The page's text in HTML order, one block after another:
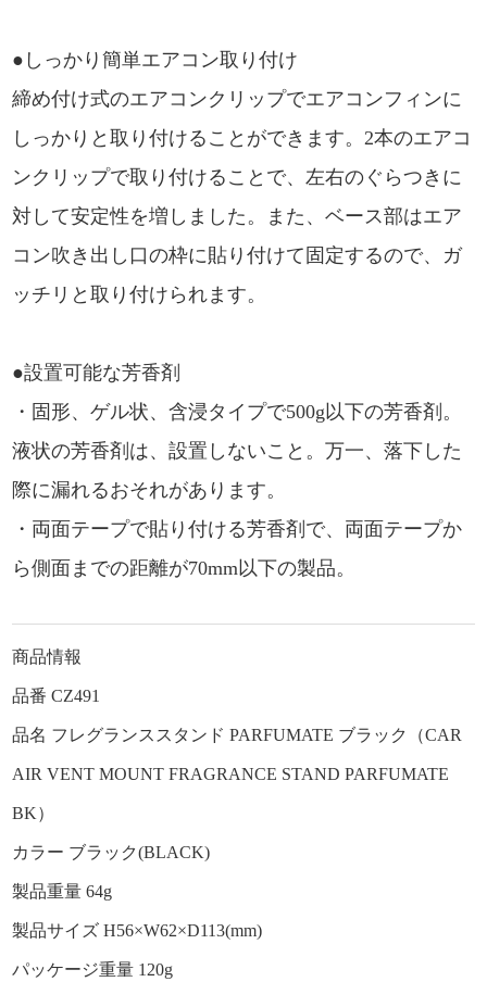
●しっかり簡単エアコン取り付け
締め付け式のエアコンクリップでエアコンフィンに
しっかりと取り付けることができます。2本のエアコ
ンクリップで取り付けることで、左右のぐらつきに
対して安定性を増しました。また、ベース部はエア
コン吹き出し口の枠に貼り付けて固定するので、ガ
ッチリと取り付けられます。
●設置可能な芳香剤
・固形、ゲル状、含浸タイプで500g以下の芳香剤。
液状の芳香剤は、設置しないこと。万一、落下した
際に漏れるおそれがあります。
・両面テープで貼り付ける芳香剤で、両面テープか
ら側面までの距離が70mm以下の製品。
商品情報
品番 CZ491
品名 フレグランススタンド PARFUMATE ブラック（CAR
AIR VENT MOUNT FRAGRANCE STAND PARFUMATE
BK）
カラー ブラック(BLACK)
製品重量 64g
製品サイズ H56×W62×D113(mm)
パッケージ重量 120g